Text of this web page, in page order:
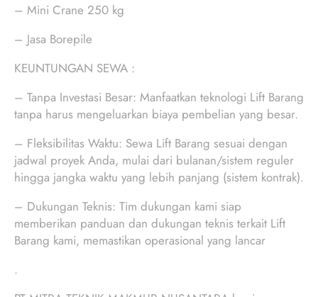
– Mini Crane 250 kg
– Jasa Borepile
KEUNTUNGAN SEWA :
– Tanpa Investasi Besar: Manfaatkan teknologi Lift Barang
tanpa harus mengeluarkan biaya pembelian yang besar.
– Fleksibilitas Waktu: Sewa Lift Barang sesuai dengan
jadwal proyek Anda, mulai dari bulanan/sistem reguler
hingga jangka waktu yang lebih panjang (sistem kontrak).
– Dukungan Teknis: Tim dukungan kami siap
memberikan panduan dan dukungan teknis terkait Lift
Barang kami, memastikan operasional yang lancar
.